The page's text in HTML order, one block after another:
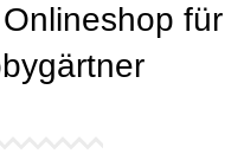
für